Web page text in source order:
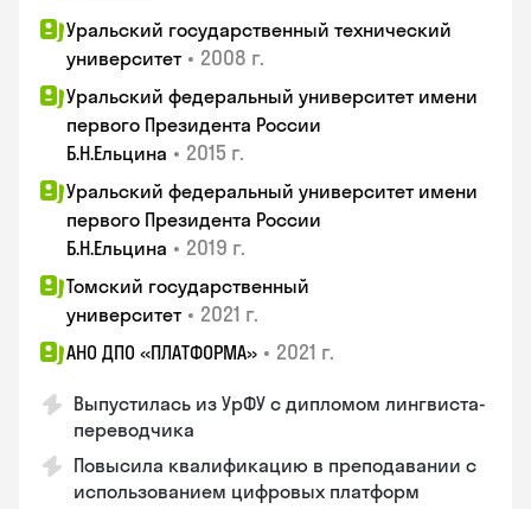
Уральский государственный технический
университет • 2008 г.
Уральский федеральный университет имени
первого Президента России
Б.Н.Ельцина • 2015 г.
Уральский федеральный университет имени
первого Президента России
Б.Н.Ельцина • 2019 г.
Томский государственный
университет • 2021 г.
АНО ДПО «ПЛАТФОРМА» • 2021 г.
Выпустилась из УрФУ с дипломом лингвиста-
переводчика
Повысила квалификацию в преподавании с
использованием цифровых платформ